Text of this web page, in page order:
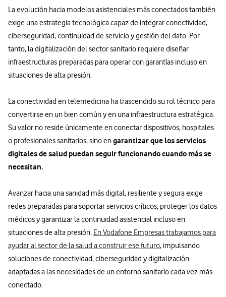
La evolución hacia modelos asistenciales más conectados también
exige una estrategia tecnológica capaz de integrar conectividad,
ciberseguridad, continuidad de servicio y gestión del dato. Por
tanto, la digitalización del sector sanitario requiere diseñar
infraestructuras preparadas para operar con garantías incluso en
situaciones de alta presión.
La conectividad en telemedicina ha trascendido su rol técnico para
convertirse en un bien común y en una infraestructura estratégica.
Su valor no reside únicamente en conectar dispositivos, hospitales
o profesionales sanitarios, sino engarantizar que los servicios
digitales de salud puedan seguir funcionando cuando más se
necesitan.
Avanzar hacia una sanidad más digital, resiliente y segura exige
redes preparadas para soportar servicios críticos, proteger los datos
médicos y garantizar la continuidad asistencial incluso en
situaciones de alta presión. En Vodafone Empresas trabajamos para
ayudar al sector de la salud a construir ese futuro, impulsando
soluciones de conectividad, ciberseguridad y digitalización
adaptadas a las necesidades de un entorno sanitario cada vez más
conectado.